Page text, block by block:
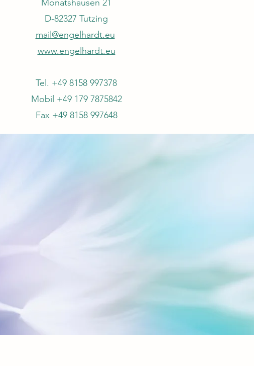
Monatshausen 21
D-82327 Tutzing
mail@engelhardt.eu
www.engelhardt.eu
Tel. +49 8158 997378
Mobil +49 179 7875842
Fax +49 8158 997648